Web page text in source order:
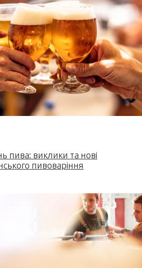
пива: виклики та нові
пивоваріння